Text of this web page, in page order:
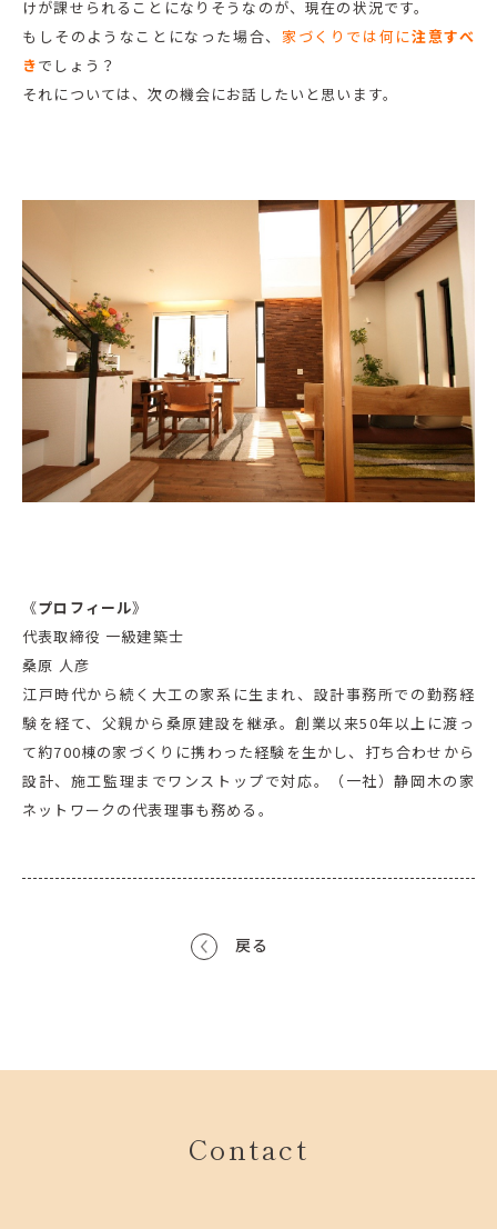
けが課せられることになりそうなのが、現在の状況です。
もしそのようなことになった場合、 家づくりでは何に注意すべ
きでしょう？
それについては、次の機会にお話したいと思います。
《プロフィール》
代表取締役 一級建築士
桑原 人彦
江戸時代から続く大工の家系に生まれ、設計事務所での勤務経
験を経て、父親から桑原建設を継承。創業以来50年以上に渡っ
て約700棟の家づくりに携わった経験を生かし、打ち合わせから
設計、施工監理までワンストップで対応。（一社）静岡木の家
ネットワークの代表理事も務める。
戻る
Contact